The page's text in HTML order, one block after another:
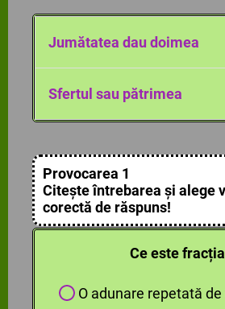
Jumătatea dau doimea
Jumătatea sau doimea
parte din cele două părți
fost împărțit întregul.
Sfertul sau pătrimea
din cele patru părți egale în
împărțit întregul.
Provocarea 1
Citește întrebarea și alege
corectă de răspuns!
Ce este
O adunare repetată